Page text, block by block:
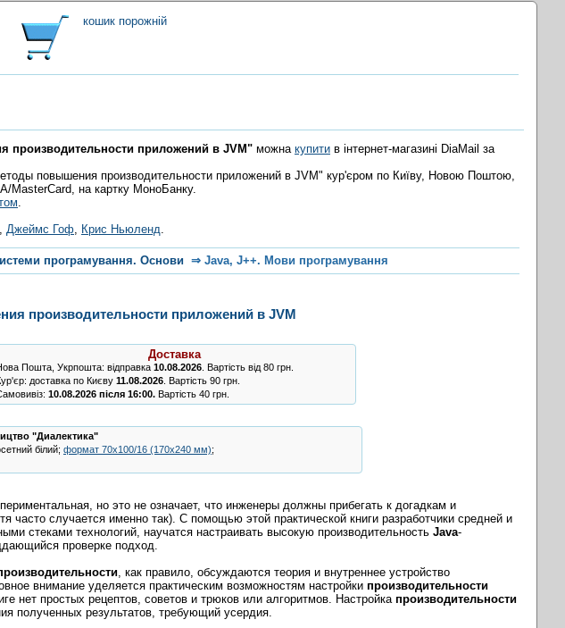
кошик порожній
производительности приложений в JVM" можна купити в інтернет-магазині DiaMail за
повышения производительности приложений в JVM" кур'єром по Київу, Новою Поштою,
MasterCard, на картку МоноБанку.
Джеймс Гоф Крис Ньюленд
програмування. Основи ⇒ Java, J++. Мови програмування
производительности приложений в JVM
Доставка
Пошта, Укрпошта: відправка 10.08.2026 . Вартість від 80 грн.
доставка по Києву 11.08.2026 . Вартість 90 грн.
10.08.2026 після 16:00. Вартість 40 грн.
"Диалектика"
білий; формат 70x100/16 (170x240 мм);
но это не означает, что инженеры должны прибегать к догадкам и
часто случается именно так). С помощью этой практической книги разработчики средней и
стеками технологий, научатся настраивать высокую производительность Java-
проверке подход.
, как правило, обсуждаются теория и внутреннее устройство
внимание уделяется практическим возможностям настройки производительности
нет простых рецептов, советов и трюков или алгоритмов. Настройка производительности
полученных результатов, требующий усердия.